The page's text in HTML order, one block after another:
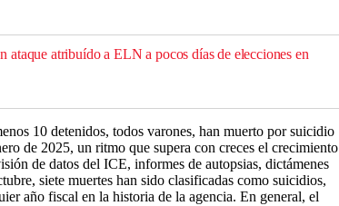
ataque atribuído a ELN a pocos días de elecciones en
10 detenidos, todos varones, han muerto por suicidio
de 2025, un ritmo que supera con creces el crecimiento
de datos del ICE, informes de autopsias, dictámenes
siete muertes han sido clasificadas como suicidios,
año fiscal en la historia de la agencia. En general, el